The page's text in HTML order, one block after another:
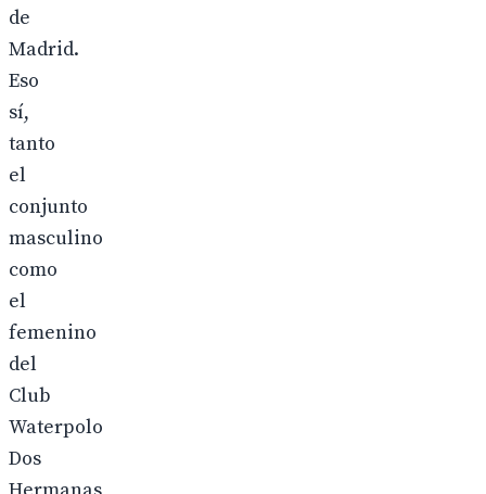
de
Madrid.
Eso
sí,
tanto
el
conjunto
masculino
como
el
femenino
del
Club
Waterpolo
Dos